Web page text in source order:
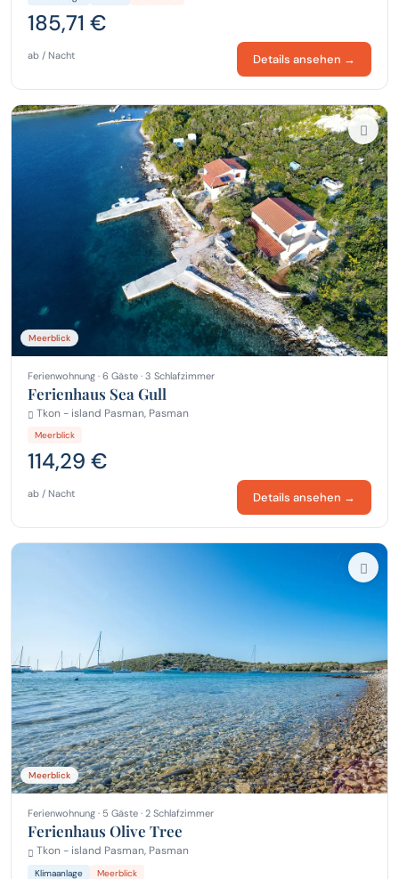
185,71 €
ab / Nacht Details ansehen →
Meerblick
Ferienwohnung · 6 Gäste · 3 Schlafzimmer
Ferienhaus Sea Gull
Tkon - island Pasman, Pasman
Meerblick
114,29 €
ab / Nacht Details ansehen →
Meerblick
Ferienwohnung · 5 Gäste · 2 Schlafzimmer
Ferienhaus Olive Tree
Tkon - island Pasman, Pasman
Klimaanlage Meerblick